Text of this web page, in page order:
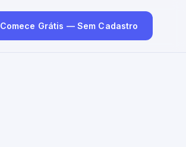
Comece Grátis — Sem Cadastro